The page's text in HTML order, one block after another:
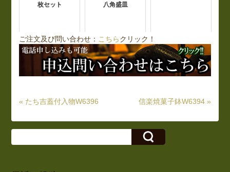
枚セット
八角盛皿
ご注文及び問い合わせ： こちらクリック！
« たち吉蓋付入物W6396 信楽焼菓子鉢W6394 »